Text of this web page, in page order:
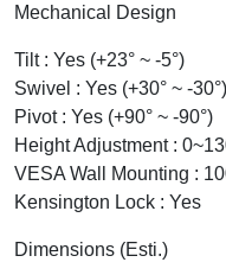
Mechanical Design
Tilt : Yes (+23° ~ -5°)
Swivel : Yes (+30° ~ -30°)
Pivot : Yes (+90° ~ -90°)
Height Adjustment :
VESA Wall Mounting :
Kensington Lock : Yes
Dimensions (Esti.)